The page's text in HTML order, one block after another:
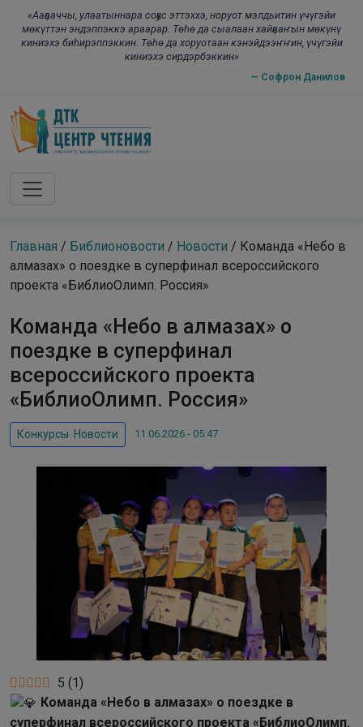
«Ааҕааччы, улаатыннара соҕус эттэххэ, норуот мэлдьитин үчүгэйи
мөкүттэн эндэппэккэ араарар. Төһө да сыалаан хайҕааҥын мөкүнү
киниэхэ биһирэппэккин. Төһө да хоруотаан кэнэйдээҥҥин, үчүгэйи
киниэхэ сирдэрбэккин»
— Софрон Данилов
Skip to main content
Главная / Библионовости / Новости / Команда «Небо в
алмазах» о поездке в суперфинал всероссийского
проекта «БиблиоОлимп. Россия»
Команда «Небо в алмазах» о
поездке в суперфинал
всероссийского проекта
«БиблиоОлимп. Россия»
Конкурсы Новости 11.06.2026 - 05:47
5 (1)
Команда «Небо в алмазах» о поездке в
суперфинал всероссийского проекта «БиблиоОлимп.